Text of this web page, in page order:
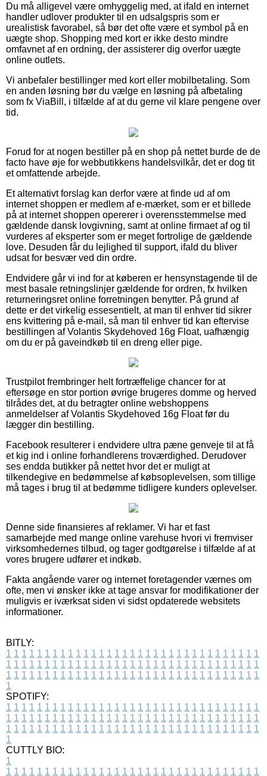
Du må alligevel være omhyggelig med, at ifald en internet
handler udlover produkter til en udsalgspris som er
urealistisk favorabel, så bør det ofte være et symbol på en
uægte shop. Shopping med kort er ikke desto mindre
omfavnet af en ordning, der assisterer dig overfor uægte
online outlets.
Vi anbefaler bestillinger med kort eller mobilbetaling. Som
en anden løsning bør du vælge en løsning på afbetaling
som fx ViaBill, i tilfælde af at du gerne vil klare pengene over
tid.
Forud for at nogen bestiller på en shop på nettet burde de de
facto have øje for webbutikkens handelsvilkår, det er dog tit
et omfattende arbejde.
Et alternativt forslag kan derfor være at finde ud af om
internet shoppen er medlem af e-mærket, som er et billede
på at internet shoppen opererer i overensstemmelse med
gældende dansk lovgivning, samt at online firmaet af og til
vurderes af eksperter som er meget fortrolige de gældende
love. Desuden får du lejlighed til support, ifald du bliver
udsat for besvær ved din ordre.
Endvidere går vi ind for at køberen er hensynstagende til de
mest basale retningslinjer gældende for ordren, fx hvilken
returneringsret online forretningen benytter. På grund af
dette er det virkelig essesentielt, at man til enhver tid sikrer
ens kvittering på e-mail, så man til enhver tid kan eftervise
bestillingen af Volantis Skydehoved 16g Float, uafhængig
om du er på gaveindkøb til en dreng eller pige.
Trustpilot frembringer helt fortræffelige chancer for at
eftersøge en stor portion øvrige brugeres domme og herved
tilrådes det, at du betragter online webshoppens
anmeldelser af Volantis Skydehoved 16g Float før du
lægger din bestilling.
Facebook resulterer i endvidere ultra pæne genveje til at få
et kig ind i online forhandlerens troværdighed. Derudover
ses endda butikker på nettet hvor det er muligt at
tilkendegive en bedømmelse af købsoplevelsen, som tillige
må tages i brug til at bedømme tidligere kunders oplevelser.
Denne side finansieres af reklamer. Vi har et fast
samarbejde med mange online varehuse hvori vi fremviser
virksomhedernes tilbud, og tager godtgørelse i tilfælde af at
vores brugere udfører et indkøb.
Fakta angående varer og internet foretagender værnes om
ofte, men vi ønsker ikke at tage ansvar for modifikationer der
muligvis er iværksat siden vi sidst opdaterede websitets
informationer.
BITLY:
1 1 1 1 1 1 1 1 1 1 1 1 1 1 1 1 1 1 1 1 1 1 1 1 1 1 1 1 1 1 1 1 1
1 1 1 1 1 1 1 1 1 1 1 1 1 1 1 1 1 1 1 1 1 1 1 1 1 1 1 1 1 1 1 1 1
1 1 1 1 1 1 1 1 1 1 1 1 1 1 1 1 1 1 1 1 1 1 1 1 1 1 1 1 1 1 1 1 1
1
SPOTIFY:
1 1 1 1 1 1 1 1 1 1 1 1 1 1 1 1 1 1 1 1 1 1 1 1 1 1 1 1 1 1 1 1 1
1 1 1 1 1 1 1 1 1 1 1 1 1 1 1 1 1 1 1 1 1 1 1 1 1 1 1 1 1 1 1 1 1
1 1 1 1 1 1 1 1 1 1 1 1 1 1 1 1 1 1 1 1 1 1 1 1 1 1 1 1 1 1 1 1 1
1
CUTTLY BIO:
1
1 1 1 1 1 1 1 1 1 1 1 1 1 1 1 1 1 1 1 1 1 1 1 1 1 1 1 1 1 1 1 1 1